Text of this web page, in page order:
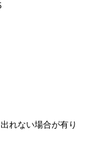
れない場合が有り